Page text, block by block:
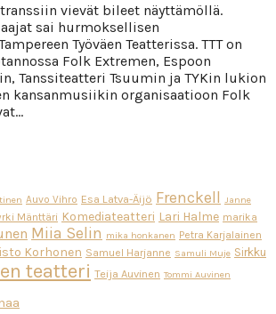
vievät bileet näyttämöllä.
sai hurmoksellisen
Työväen Teatterissa. TTT on
Folk Extremen, Espoon
Tanssiteatteri Tsuumin ja TYKin lukion
kansanmusiikin organisaatioon Folk
Auvo Vihro Esa Latva-Äijö Frenckell Janne
Mänttäri Komediateatteri Lari Halme marika
Miia Selin mika honkanen Petra Karjalainen
Korhonen Samuel Harjanne Samuli Muje Sirkku
teatteri Teija Auvinen Tommi Auvinen